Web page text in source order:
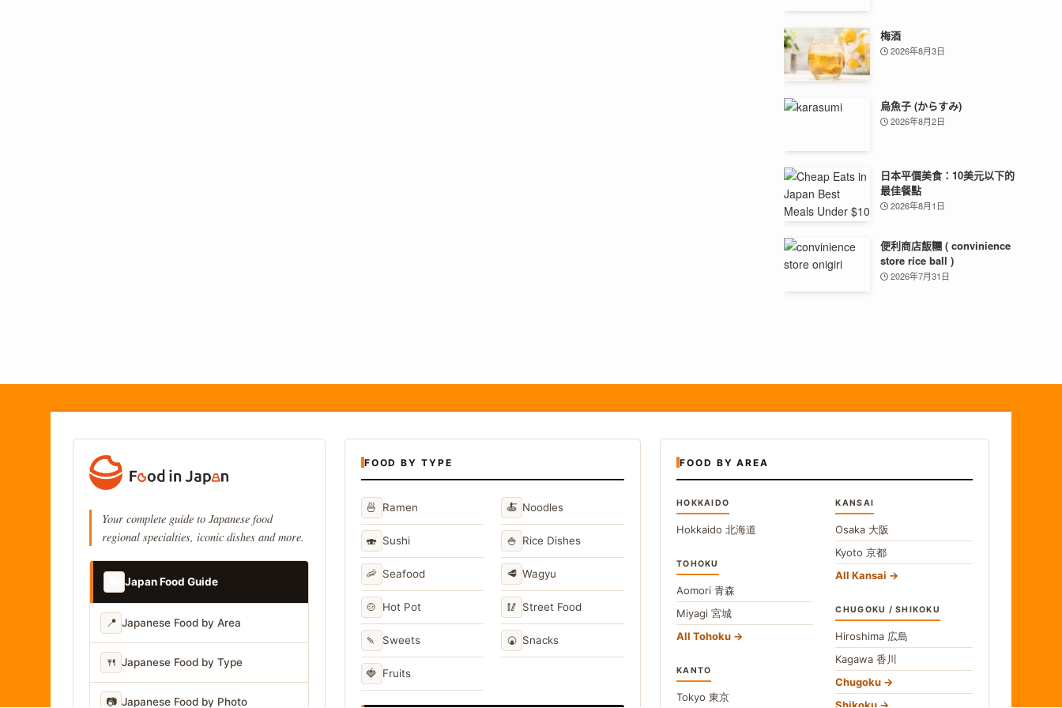
梅酒
2026年8月3日
烏魚子 (からすみ)
2026年8月2日
日本平價美食：10美元以下的
最佳餐點
2026年8月1日
便利商店飯糰 ( convinience
store rice ball )
2026年7月31日
Your complete guide to Japanese food
regional specialties, iconic dishes and more.
Japan Food Guide
📍 Japanese Food by Area
🍴 Japanese Food by Type
📷 Japanese Food by Photo
FOOD BY TYPE
🍜 Ramen 🍝 Noodles
🍣 Sushi 🍚 Rice Dishes
🦐 Seafood 🥩 Wagyu
🍲 Hot Pot 🥢 Street Food
🍡 Sweets 🍘 Snacks
🍓 Fruits
FOOD BY AREA
HOKKAIDO
Hokkaido 北海道
TOHOKU
Aomori 青森
Miyagi 宮城
All Tohoku
KANTO
Tokyo 東京
KANSAI
Osaka 大阪
Kyoto京都
All Kansai
CHUGOKU / SHIKOKU
Hiroshima 広島
Kagawa香川
Chugoku
Shikoku